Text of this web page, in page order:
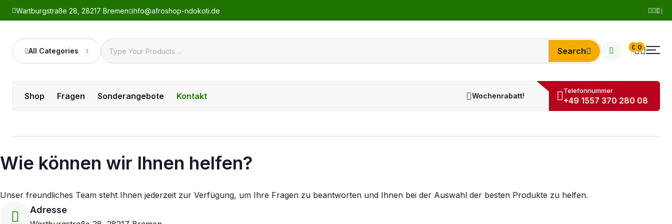
Wartburgstraße 28, 28217 Bremen info@afroshop-ndokoti.de
All Categories Search 0 0
Shop Fragen Sonderangebote Kontakt Wochenrabatt!
Telefonnummer
+49 1557 370 280 08
Wie können wir Ihnen helfen?
Unser freundliches Team steht Ihnen jederzeit zur Verfügung, um Ihre Fragen zu beantworten und Ihnen bei der Auswahl der besten Produkte zu helfen.
Adresse